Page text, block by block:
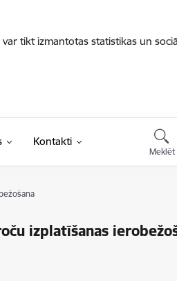
tikt izmantotas statistikas un
Kontakti
Meklēt
izplatīšanas